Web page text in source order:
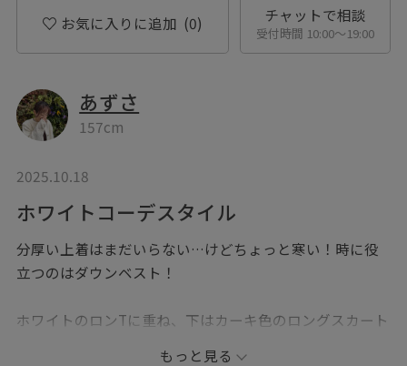
お気に入りに追加 (0) チャットで相談
受付時間 10:00〜19:00
あずさ
157cm
2025.10.18
ホワイトコーデスタイル
分厚い上着はまだいらない…けどちょっと寒い！時に役
立つのはダウンベスト！
ホワイトのロンTに重ね、下はカーキ色のロングスカート
もっと見る